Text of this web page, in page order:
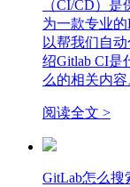
（CI/CD）
为一款专业
以帮我们自
绍Gitlab CI是
么的相关内容
阅读全文 >
GitLab怎么搜